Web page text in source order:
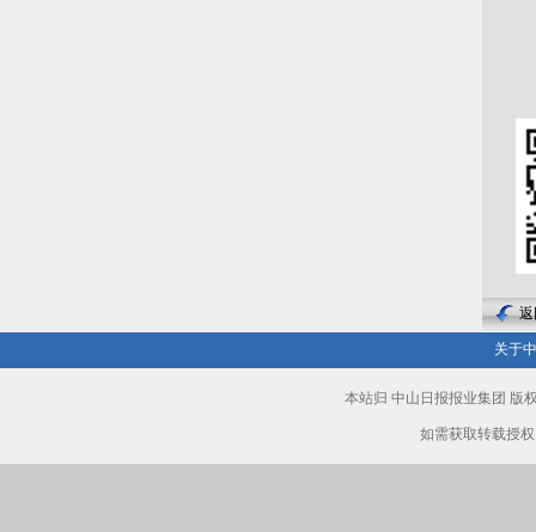
返
关于
本站归 中山日报报业集团 版
如需获取转载授